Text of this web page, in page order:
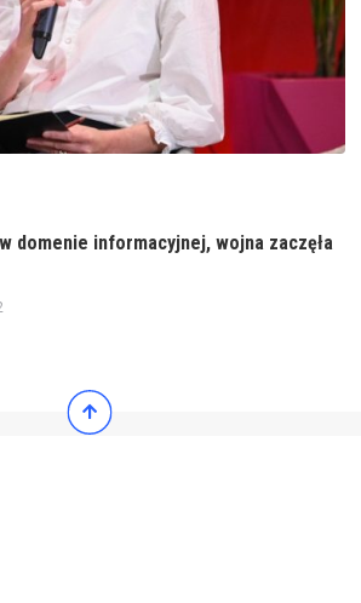
domenie informacyjnej, wojna zaczęła